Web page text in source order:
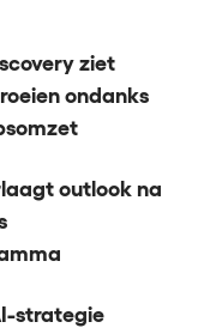
ziet
ondanks
outlook na
strategie